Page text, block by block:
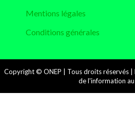
Mentions légales
Conditions générales
Copyright © ONEP | Tous droits réservés |
de l'information